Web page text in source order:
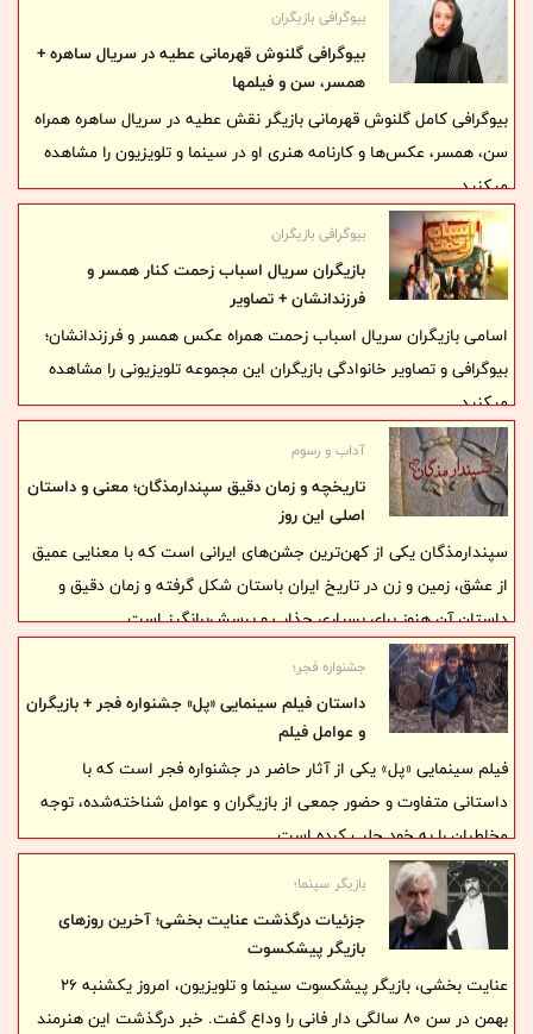
ماندگار تلویزیونی مانند «نون خ» و «دردسرهای عظیم» آشنا خواهید شد.
بیوگرافی بازیگران
بیوگرافی گلنوش قهرمانی عطیه در سریال ساهره +
همسر، سن و فیلمها
بیوگرافی کامل گلنوش قهرمانی بازیگر نقش عطیه در سریال ساهره همراه
سن، همسر، عکس‌ها و کارنامه هنری او در سینما و تلویزیون را مشاهده
میکنید.
بیوگرافی بازیگران
بازیگران سریال اسباب زحمت کنار همسر و
فرزندانشان + تصاویر
اسامی بازیگران سریال اسباب زحمت همراه عکس همسر و فرزندانشان؛
بیوگرافی و تصاویر خانوادگی بازیگران این مجموعه تلویزیونی را مشاهده
میکنید.
آداب و رسوم
تاریخچه و زمان دقیق سپندارمذگان؛ معنی و داستان
اصلی این روز
سپندارمذگان یکی از کهن‌ترین جشن‌های ایرانی است که با معنایی عمیق
از عشق، زمین و زن در تاریخ ایران باستان شکل گرفته و زمان دقیق و
داستان آن هنوز برای بسیاری جذاب و پرسش‌برانگیز است.
جشنواره فجر؛
داستان فیلم سینمایی «پل» جشنواره فجر + بازیگران
و عوامل فیلم
فیلم سینمایی «پل» یکی از آثار حاضر در جشنواره فجر است که با
داستانی متفاوت و حضور جمعی از بازیگران و عوامل شناخته‌شده، توجه
مخاطبان را به خود جلب کرده است.
بازیگر سینما؛
جزئیات درگذشت عنایت بخشی؛ آخرین روزهای
بازیگر پیشکسوت
عنایت بخشی، بازیگر پیشکسوت سینما و تلویزیون، امروز یکشنبه ۲۶
بهمن در سن ۸۰ سالگی دار فانی را وداع گفت. خبر درگذشت این هنرمند